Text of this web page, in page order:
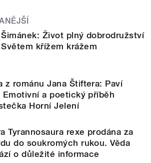
Život plný dobrodružství
křížem krážem
z románu Jana Štiftera: Paví
Emotivní a poetický příběh
Horní Jelení
Tyrannosaura rexe prodána za
do soukromých rukou. Věda
o důležité informace